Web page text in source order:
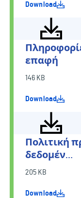
Download
επαφή
146 KB
Download
Πολιτική
δεδομέν…
205 KB
Download